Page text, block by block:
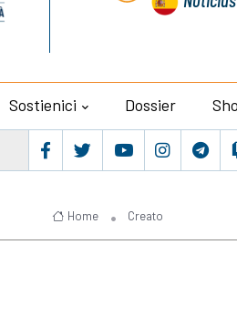
Sostienici Dossier
Home Creato